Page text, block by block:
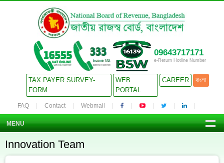
09643717171
e-Return Hotline Number
TAX PAYER SURVEY-
FORM
WEB
PORTAL
CAREER বাংলা
FAQ Contact Webmail
MENU
Innovation Team